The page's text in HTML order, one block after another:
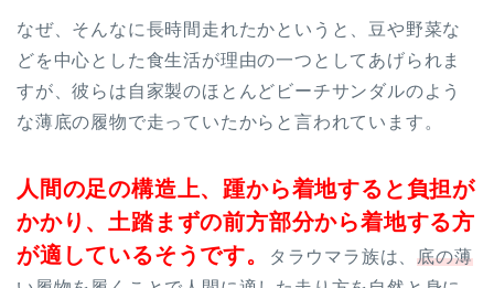
なぜ、そんなに長時間走れたかというと、豆や野菜な
どを中心とした食生活が理由の一つとしてあげられま
すが、彼らは自家製のほとんどビーチサンダルのよう
な薄底の履物で走っていたからと言われています。
人間の足の構造上、踵から着地すると負担が
かかり、土踏まずの前方部分から着地する方
が適しているそうです。
タラウマラ族は、底の薄